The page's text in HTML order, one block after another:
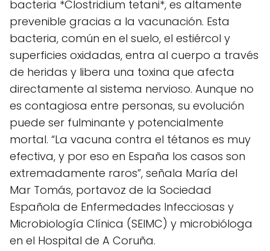
bacteria *Clostridium tetani*, es altamente
prevenible gracias a la vacunación. Esta
bacteria, común en el suelo, el estiércol y
superficies oxidadas, entra al cuerpo a través
de heridas y libera una toxina que afecta
directamente al sistema nervioso. Aunque no
es contagiosa entre personas, su evolución
puede ser fulminante y potencialmente
mortal. “La vacuna contra el tétanos es muy
efectiva, y por eso en España los casos son
extremadamente raros”, señala María del
Mar Tomás, portavoz de la Sociedad
Española de Enfermedades Infecciosas y
Microbiología Clínica (SEIMC) y microbióloga
en el Hospital de A Coruña.